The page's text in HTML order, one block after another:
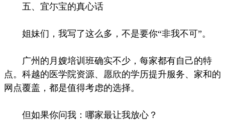
五、宜尓宝的真心话
姐妹们，我写了这么多，不是要你“非我不可”。
广州的月嫂培训班确实不少，每家都有自己的特
点。科越的医学院资源、愿欣的学历提升服务、家和的
网点覆盖，都是值得考虑的选择。
但如果你问我：哪家最让我放心？